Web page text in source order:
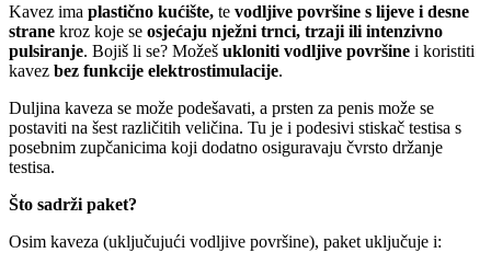
Kavez ima plastično kućište, te vodljive površine s lijeve i desne
strane kroz koje se osjećaju nježni trnci, trzaji ili intenzivno
pulsiranje. Bojiš li se? Možeš ukloniti vodljive površine i koristiti
kavez bez funkcije elektrostimulacije.
Duljina kaveza se može podešavati, a prsten za penis može se
postaviti na šest različitih veličina. Tu je i podesivi stiskač testisa s
posebnim zupčanicima koji dodatno osiguravaju čvrsto držanje
testisa.
Što sadrži paket?
Osim kaveza (uključujući vodljive površine), paket uključuje i: